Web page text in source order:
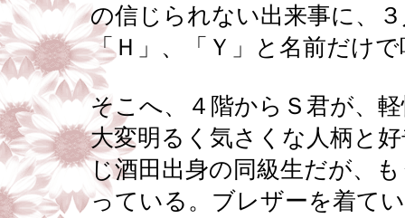
の信じられない出来事に、
「Ｈ」、「Ｙ」と名前だけ
そこへ、４階からＳ君が、
大変明るく気さくな人柄と
じ酒田出身の同級生だが、
っている。ブレザーを着て